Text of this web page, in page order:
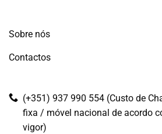
Sobre nós
Contactos
(+351) 937 990 554 (Custo de
fixa / móvel nacional de acordo
vigor)